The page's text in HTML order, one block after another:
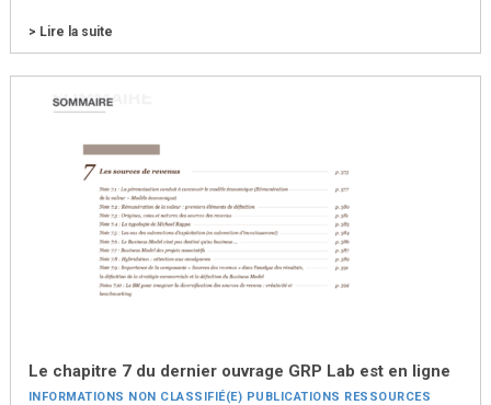
> Lire la suite
Le chapitre 7 du dernier ouvrage GRP Lab est en ligne
INFORMATIONS NON CLASSIFIÉ(E) PUBLICATIONS RESSOURCES